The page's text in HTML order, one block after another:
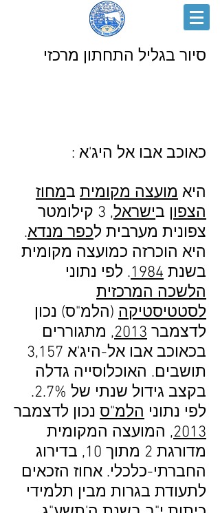
סיור בגליל התחתון מרכזי
כאוכב אבו אל היג'א :
היא מועצה מקומית במחוז
הצפון בישראל
, 3 קילומטר
צפונית מערבית לכפר מנדא.
היא הוכרזה כמועצה מקומית
בשנת 1984. לפי נתוני
הלשכה המרכזית
לסטטיסטיקה (הלמ"ס) נכון
לדצמבר 2013, מתגוררים
בכאוכב אבו אל-היג'א 3,157
תושבים. האוכלוסייה גדלה
בקצב גידול שנתי של ‎2.7%‏.
לפי נתוני הלמ"ס נכון לדצמבר
2013, המועצה המקומית
מדורגת 2 מתוך 10, בדירוג
החברתי-כלכלי. אחוז הזכאים
לתעודת בגרות מבין תלמידי